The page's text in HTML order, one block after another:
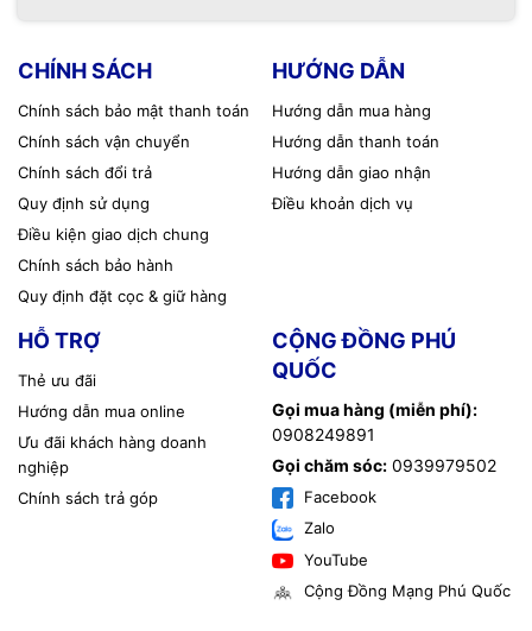
CHÍNH SÁCH
Chính sách bảo mật thanh toán
Chính sách vận chuyển
Chính sách đổi trả
Quy định sử dụng
Điều kiện giao dịch chung
Chính sách bảo hành
Quy định đặt cọc & giữ hàng
HƯỚNG DẪN
Hướng dẫn mua hàng
Hướng dẫn thanh toán
Hướng dẫn giao nhận
Điều khoản dịch vụ
HỖ TRỢ
Thẻ ưu đãi
Hướng dẫn mua online
Ưu đãi khách hàng doanh
nghiệp
Chính sách trả góp
CỘNG ĐỒNG PHÚ
QUỐC
Gọi mua hàng (miễn phí):
0908249891
Gọi chăm sóc: 0939979502
Facebook
Zalo
YouTube
Cộng Đồng Mạng Phú Quốc